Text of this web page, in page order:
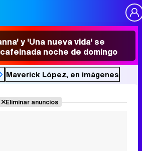
y 'Una nueva vida' se
noche de domingo
Maverick López, en imágenes
Eliminar anuncios